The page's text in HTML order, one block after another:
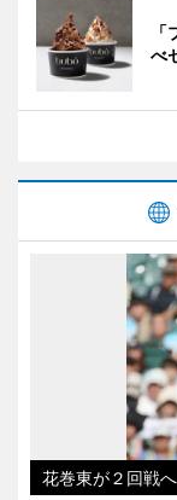
べ
花巻東が２回戦